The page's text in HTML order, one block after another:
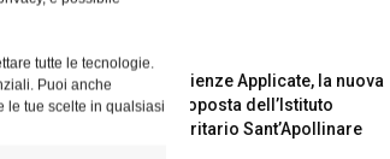
tutte le tecnologie.
Puoi anche
le tue scelte in qualsiasi
Scienze Applicate, la nuova
proposta dell’Istituto
Paritario Sant’Apollinare